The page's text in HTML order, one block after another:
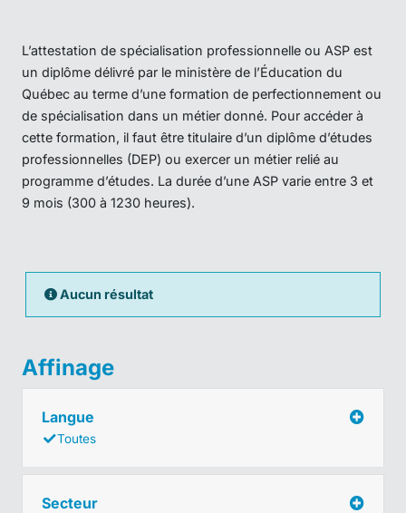
L’attestation de spécialisation professionnelle ou ASP est
un diplôme délivré par le ministère de l’Éducation du
Québec au terme d’une formation de perfectionnement ou
de spécialisation dans un métier donné. Pour accéder à
cette formation, il faut être titulaire d’un diplôme d’études
professionnelles (DEP) ou exercer un métier relié au
programme d’études. La durée d’une ASP varie entre 3 et
9 mois (300 à 1230 heures).
Aucun résultat
Affinage
Langue
Toutes
Secteur